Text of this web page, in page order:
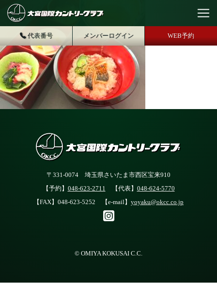
代表番号 メンバーログイン WEB予約
〒331-0074 埼玉県さいたま市西区宝来910
【予約】 048-623-2711 【代表】 048-624-5770
【FAX】048-623-5252 【e-mail】 yoyaku@okcc.co.jp
© OMIYA KOKUSAI C.C.